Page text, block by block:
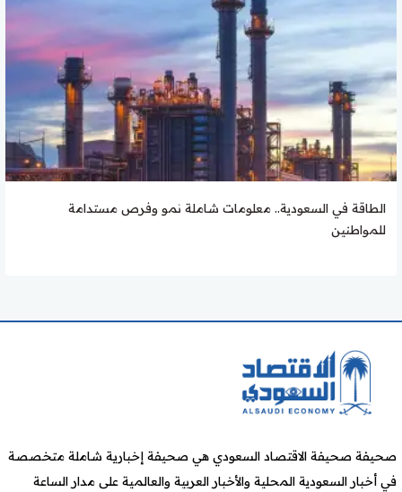
الطاقة في السعودية.. معلومات شاملة نمو وفرص مستدامة
للمواطنين
صحيفة صحيفة الاقتصاد السعودي هي صحيفة إخبارية شاملة متخصصة
في أخبار السعودية المحلية والأخبار العربية والعالمية على مدار الساعة